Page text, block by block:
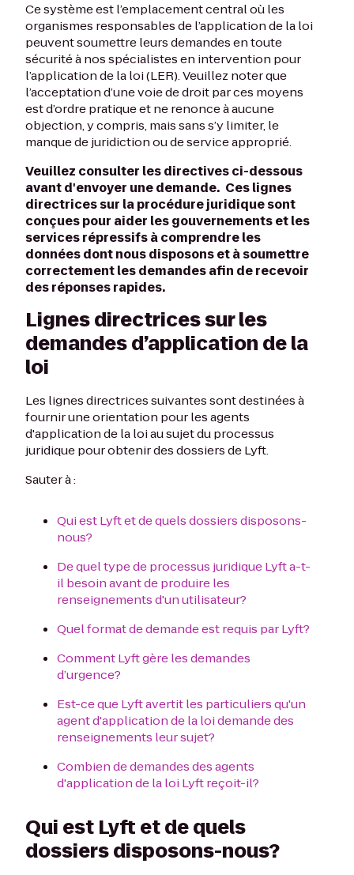
Ce système est l’emplacement central où les
organismes responsables de l’application de la loi
peuvent soumettre leurs demandes en toute
sécurité à nos spécialistes en intervention pour
l’application de la loi (LER). Veuillez noter que
l’acceptation d’une voie de droit par ces moyens
est d’ordre pratique et ne renonce à aucune
objection, y compris, mais sans s’y limiter, le
manque de juridiction ou de service approprié.
Veuillez consulter les directives ci-dessous
avant d'envoyer une demande. Ces lignes
directrices sur la procédure juridique sont
conçues pour aider les gouvernements et les
services répressifs à comprendre les
données dont nous disposons et à soumettre
correctement les demandes afin de recevoir
des réponses rapides.
Lignes directrices sur les
demandes d’application de la
loi
Les lignes directrices suivantes sont destinées à
fournir une orientation pour les agents
d'application de la loi au sujet du processus
juridique pour obtenir des dossiers de Lyft.
Sauter à :
Qui est Lyft et de quels dossiers disposons-
nous?
De quel type de processus juridique Lyft a-t-
il besoin avant de produire les
renseignements d'un utilisateur?
Quel format de demande est requis par Lyft?
Comment Lyft gère les demandes
d’urgence?
Est-ce que Lyft avertit les particuliers qu'un
agent d'application de la loi demande des
renseignements leur sujet?
Combien de demandes des agents
d'application de la loi Lyft reçoit-il?
Qui est Lyft et de quels
dossiers disposons-nous?